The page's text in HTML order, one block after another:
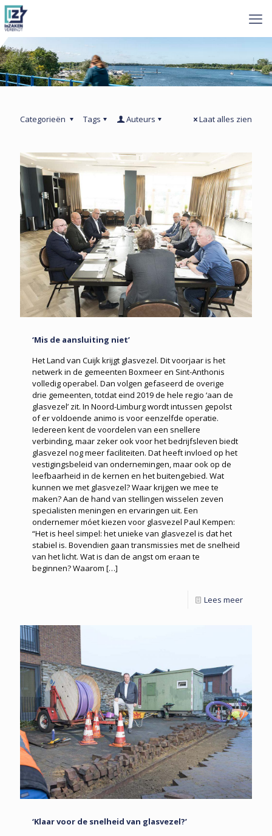
Categorieën Tags Auteurs Laat alles zien
‘Mis de aansluiting niet’
Het Land van Cuijk krijgt glasvezel. Dit voorjaar is het
netwerk in de gemeenten Boxmeer en Sint-Anthonis
volledig operabel. Dan volgen gefaseerd de overige
drie gemeenten, totdat eind 2019 de hele regio ‘aan de
glasvezel’ zit. In Noord-Limburg wordt intussen gepolst
of er voldoende animo is voor eenzelfde operatie.
Iedereen kent de voordelen van een snellere
verbinding, maar zeker ook voor het bedrijfsleven biedt
glasvezel nog meer faciliteiten. Dat heeft invloed op het
vestigingsbeleid van ondernemingen, maar ook op de
leefbaarheid in de kernen en het buitengebied. Wat
kunnen we met glasvezel? Waar krijgen we mee te
maken? Aan de hand van stellingen wisselen zeven
specialisten meningen en ervaringen uit. Een
ondernemer móet kiezen voor glasvezel Paul Kempen:
“Het is heel simpel: het unieke van glasvezel is dat het
stabiel is. Bovendien gaan transmissies met de snelheid
van het licht. Wat is dan de angst om eraan te
beginnen? Waarom […]
Lees meer
‘Klaar voor de snelheid van glasvezel?’